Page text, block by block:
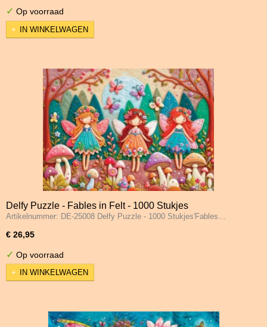
✓ Op voorraad
IN WINKELWAGEN
Delfy Puzzle - Fables in Felt - 1000 Stukjes
Artikelnummer: DE-25008 Delfy Puzzle - 1000 Stukjes'Fables…
€ 26,95
✓ Op voorraad
IN WINKELWAGEN